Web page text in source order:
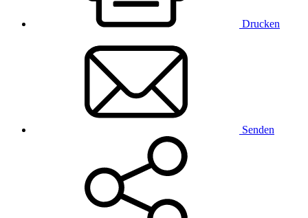
Drucken
Senden